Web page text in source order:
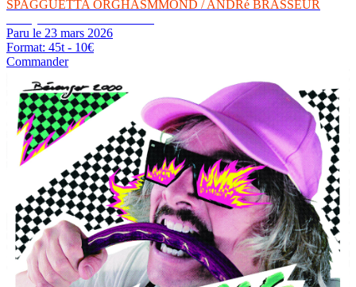
SPAGGUETTA ORGHASMMOND / ANDRé BRASSEUR
Paru le 23 mars 2026
Format: 45t - 10€
Commander